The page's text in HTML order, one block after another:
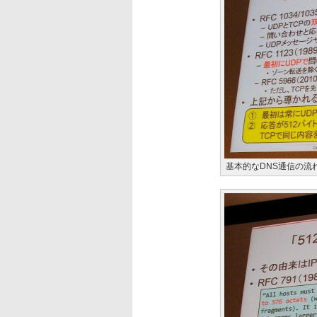
基本的なDNS通信の流